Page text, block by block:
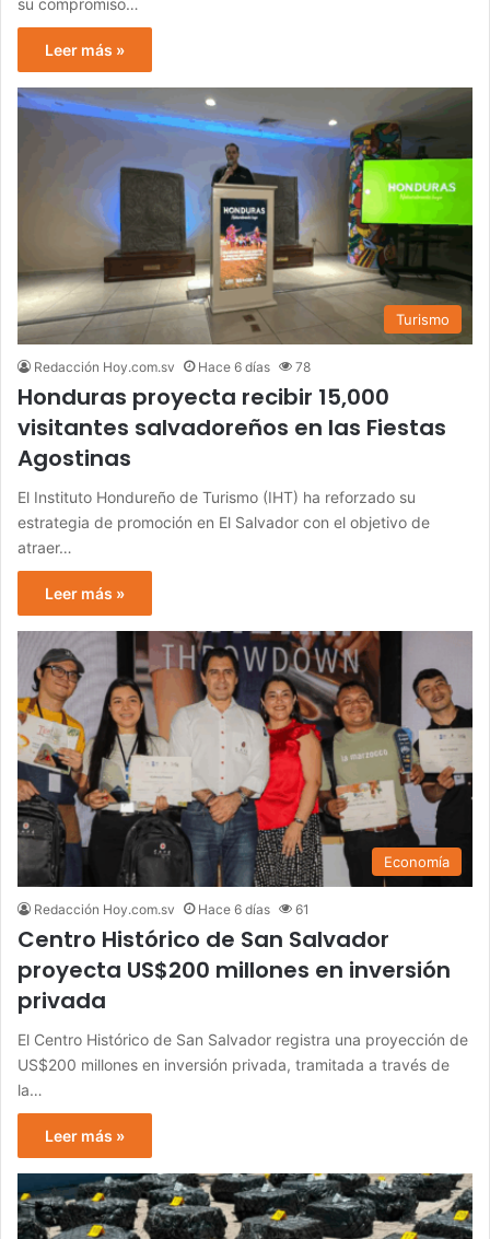
su compromiso…
Leer más »
Turismo
Redacción Hoy.com.sv Hace 6 días 78
Honduras proyecta recibir 15,000
visitantes salvadoreños en las Fiestas
Agostinas
El Instituto Hondureño de Turismo (IHT) ha reforzado su
estrategia de promoción en El Salvador con el objetivo de
atraer…
Leer más »
Economía
Redacción Hoy.com.sv Hace 6 días 61
Centro Histórico de San Salvador
proyecta US$200 millones en inversión
privada
El Centro Histórico de San Salvador registra una proyección de
US$200 millones en inversión privada, tramitada a través de
la…
Leer más »